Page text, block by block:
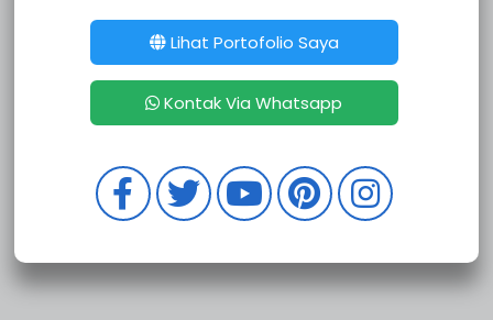
Lihat Portofolio Saya
Kontak Via Whatsapp